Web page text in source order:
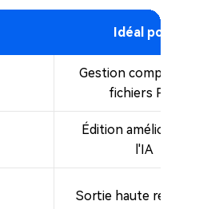
Idéal pour
Gestion complète des
fichiers PDF
Édition améliorée par
l'IA
Sortie haute résolution